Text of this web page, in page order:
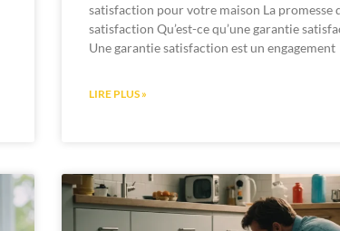
satisfaction pour votre maison La promesse
satisfaction Qu’est-ce qu’une garantie
Une garantie satisfaction est un engagement
LIRE PLUS »